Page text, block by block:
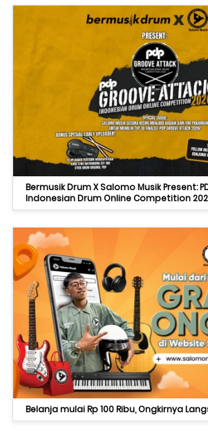
Bermusik Drum X Salomo Musik Present:
Indonesian Drum Online Competition
Belanja mulai Rp 100 Ribu, Ongkirnya